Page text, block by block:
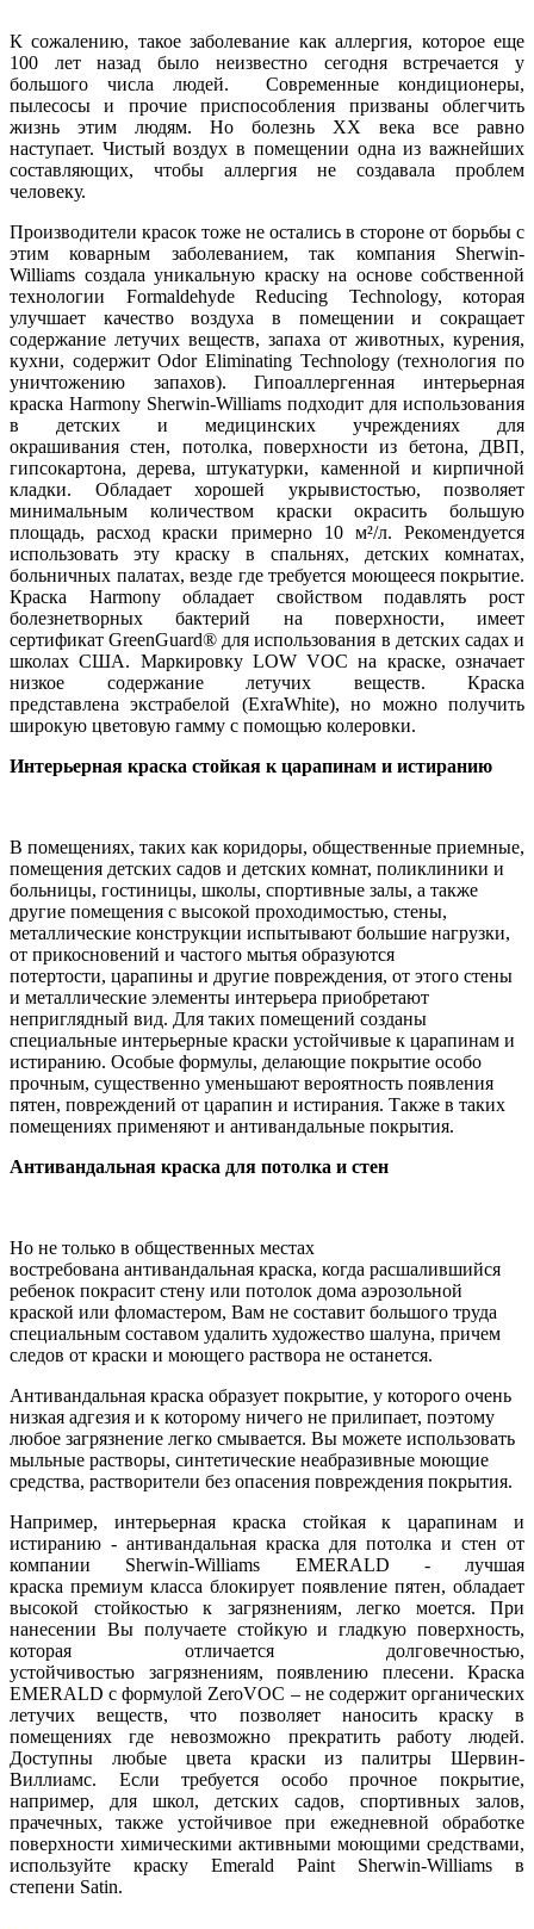
К сожалению, такое заболевание как аллергия, которое еще
100 лет назад было неизвестно сегодня встречается у
большого числа людей. Современные кондиционеры,
пылесосы и прочие приспособления призваны облегчить
жизнь этим людям. Но болезнь ХХ века все равно
наступает. Чистый воздух в помещении одна из важнейших
составляющих, чтобы аллергия не создавала проблем
человеку.
Производители красок тоже не остались в стороне от борьбы с
этим коварным заболеванием, так компания Sherwin-
Williams создала уникальную краску на основе собственной
технологии Formaldehyde Reducing Technology, которая
улучшает качество воздуха в помещении и сокращает
содержание летучих веществ, запаха от животных, курения,
кухни, содержит Odor Eliminating Technology (технология по
уничтожению запахов). Гипоаллергенная интерьерная
краска Harmony Sherwin-Williams подходит для использования
в детских и медицинских учреждениях для
окрашивания стен, потолка, поверхности из бетона, ДВП,
гипсокартона, дерева, штукатурки, каменной и кирпичной
кладки. Обладает хорошей укрывистостью, позволяет
минимальным количеством краски окрасить большую
площадь, расход краски примерно 10 м²/л. Рекомендуется
использовать эту краску в спальнях, детских комнатах,
больничных палатах, везде где требуется моющееся покрытие.
Краска Harmony обладает свойством подавлять рост
болезнетворных бактерий на поверхности, имеет
сертификат GreenGuard® для использования в детских садах и
школах США. Маркировку LOW VOC на краске, означает
низкое содержание летучих веществ. Краска
представлена экстрабелой (ExraWhite), но можно получить
широкую цветовую гамму с помощью колеровки.
Интерьерная краска стойкая к царапинам и истиранию
В помещениях, таких как коридоры, общественные приемные,
помещения детских садов и детских комнат, поликлиники и
больницы, гостиницы, школы, спортивные залы, а также
другие помещения с высокой проходимостью, стены,
металлические конструкции испытывают большие нагрузки,
от прикосновений и частого мытья образуются
потертости, царапины и другие повреждения, от этого стены
и металлические элементы интерьера приобретают
неприглядный вид. Для таких помещений созданы
специальные интерьерные краски устойчивые к царапинам и
истиранию. Особые формулы, делающие покрытие особо
прочным, существенно уменьшают вероятность появления
пятен, повреждений от царапин и истирания. Также в таких
помещениях применяют и антивандальные покрытия.
Антивандальная краска для потолка и стен
Но не только в общественных местах
востребована антивандальная краска, когда расшалившийся
ребенок покрасит стену или потолок дома аэрозольной
краской или фломастером, Вам не составит большого труда
специальным составом удалить художество шалуна, причем
следов от краски и моющего раствора не останется.
Антивандальная краска образует покрытие, у которого очень
низкая адгезия и к которому ничего не прилипает, поэтому
любое загрязнение легко смывается. Вы можете использовать
мыльные растворы, синтетические неабразивные моющие
средства, растворители без опасения повреждения покрытия.
Например, интерьерная краска стойкая к царапинам и
истиранию - антивандальная краска для потолка и стен от
компании Sherwin-Williams EMERALD - лучшая
краска премиум класса блокирует появление пятен, обладает
высокой стойкостью к загрязнениям, легко моется. При
нанесении Вы получаете стойкую и гладкую поверхность,
которая отличается долговечностью,
устойчивостью загрязнениям, появлению плесени. Краска
EMERALD с формулой ZeroVOC – не содержит органических
летучих веществ, что позволяет наносить краску в
помещениях где невозможно прекратить работу людей.
Доступны любые цвета краски из палитры Шервин-
Виллиамс. Если требуется особо прочное покрытие,
например, для школ, детских садов, спортивных залов,
прачечных, также устойчивое при ежедневной обработке
поверхности химическими активными моющими средствами,
используйте краску Emerald Paint Sherwin-Williams в
степени Satin.